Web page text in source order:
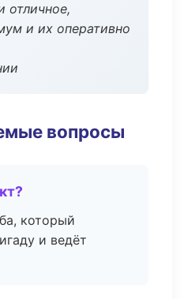
отличное,
и их оперативно
вопросы
который
и ведёт